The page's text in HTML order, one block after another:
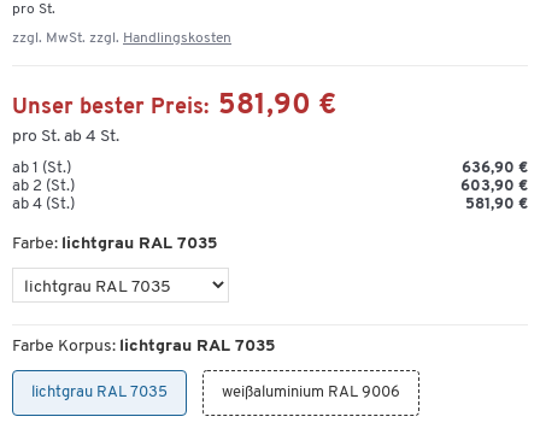
pro St.
zzgl. MwSt. zzgl. Handlingskosten
Unser bester Preis: 581,90 €
pro St. ab 4 St.
ab 1 (St.)
636,90 €
ab 2 (St.)
603,90 €
ab 4 (St.)
581,90 €
Farbe: lichtgrau RAL 7035
Farbe Korpus: lichtgrau RAL 7035
lichtgrau RAL 7035 weißaluminium RAL 9006